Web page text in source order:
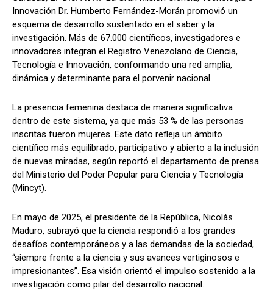
Innovación Dr. Humberto Fernández-Morán promovió un
esquema de desarrollo sustentado en el saber y la
investigación. Más de 67.000 científicos, investigadores e
innovadores integran el Registro Venezolano de Ciencia,
Tecnología e Innovación, conformando una red amplia,
dinámica y determinante para el porvenir nacional.
La presencia femenina destaca de manera significativa
dentro de este sistema, ya que más 53 % de las personas
inscritas fueron mujeres. Este dato refleja un ámbito
científico más equilibrado, participativo y abierto a la inclusión
de nuevas miradas, según reportó el departamento de prensa
del Ministerio del Poder Popular para Ciencia y Tecnología
(Mincyt).
En mayo de 2025, el presidente de la República, Nicolás
Maduro, subrayó que la ciencia respondió a los grandes
desafíos contemporáneos y a las demandas de la sociedad,
“siempre frente a la ciencia y sus avances vertiginosos e
impresionantes”. Esa visión orientó el impulso sostenido a la
investigación como pilar del desarrollo nacional.